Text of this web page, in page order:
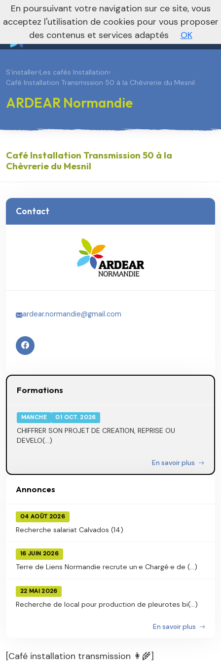
Vers le site national
S’installer›Les cafés Installation›
Café Installation Transmission 50 à la Chèvrerie du Mesnil
ARDEAR Normandie
Café Installation Transmission 50 à la
Chèvrerie du Mesnil
Contact
ardear.normandie@gmail.com
Formations
MANCHE 01 OCT. 2026
CHIFFRER SON PROJET DE CREATION, REPRISE OU
DEVELO(...)
En savoir plus
Annonces
04 AOÛT 2026
Recherche salariat Calvados (14)
16 JUIN 2026
Terre de Liens Normandie recrute un·e Chargé·e de (...)
22 MAI 2026
Recherche de local pour production de pleurotes bi(...)
En savoir plus
[Café installation transmission 👩‍🌾]
En poursuivant votre navigation sur ce site, vous
acceptez l'utilisation de cookies pour vous proposer
des contenus et services adaptés
OK